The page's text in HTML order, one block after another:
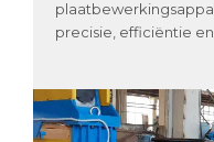
precisie, efficiëntie